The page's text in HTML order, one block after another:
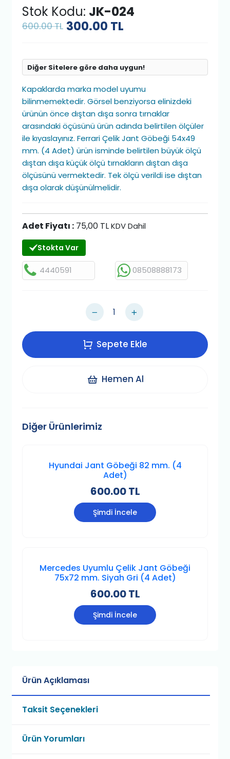
Stok Kodu: JK-024
600.00 TL 300.00 TL
Diğer Sitelere göre daha uygun!
Kapaklarda marka model uyumu
bilinmemektedir. Görsel benziyorsa elinizdeki
ürünün önce dıştan dışa sonra tırnaklar
arasındaki öçüsünü ürün adında belirtilen ölçüler
ile kıyaslayınız. Ferrari Çelik Jant Göbeği 54x49
mm. (4 Adet) ürün isminde belirtilen büyük ölçü
dıştan dışa küçük ölçü tırnakların dıştan dışa
ölçüsünü vermektedir. Tek ölçü verildi ise dıştan
dışa olarak düşünülmelidir.
Adet Fiyatı : 75,00 TLKDV Dahil
Stokta Var
4440591 08508888173
Sepete Ekle
Hemen Al
Diğer Ürünlerimiz
Hyundai Jant Göbeği 82 mm. (4
Adet)
600.00 TL
Şimdi İncele
Mercedes Uyumlu Çelik Jant Göbeği
75x72 mm. Siyah Gri (4 Adet)
600.00 TL
Şimdi İncele
Ürün Açıklaması
Taksit Seçenekleri
Ürün Yorumları